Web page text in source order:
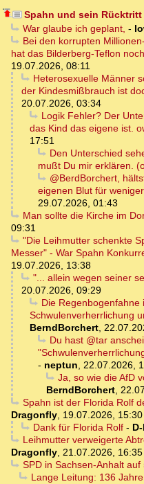
Spahn und sein Rücktritt
War glaube ich geplant, -
Bei den korrupten
hat das Bilderberg-Teflon
19.07.2026, 08:11
Heterosexuelle Männer
der Kindesmißbrauch ist
20.07.2026, 03:34
Logik Fehler? Der
das Kind das eigene ist.
17:51
Den Unterschied
mußt Du mir erklären.
@BerdBorchert,
eigenen Blut für
29.07.2026, 01:43
Man sollte die Kirche im
09:31
"Die Leihmutter schenkte
Messer" - War Spahn
19.07.2026, 13:38
"... allein wegen seiner
20.07.2026, 09:29
Die Regenbogenfahne
Schwulenverherrlichung
BerndBorchert,
Du hast @tar
- neptun, 22.07.2026,
Ja, so wie die AfD
BerndBorchert,
Spahn ist der Florida Rolf
Dragonfly, 19.07.2026, 15:30
Dank für Florida Rolf-
Leihmutter verweigerte
Dragonfly, 21.07.2026, 16:35
SPD in Sachsen-Anhalt auf
Lange Leitung: 136 Jahre